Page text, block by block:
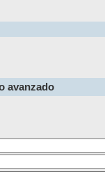
avanzado